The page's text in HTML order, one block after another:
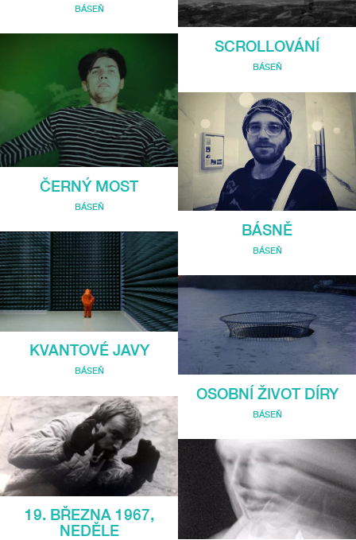
BÁSEŇ
ČERNÝ MOST
BÁSEŇ
KVANTOVÉ JAVY
BÁSEŇ
19. BŘEZNA 1967,
NEDĚLE
SCROLLOVÁNÍ
BÁSEŇ
BÁSNĚ
BÁSEŇ
OSOBNÍ ŽIVOT DÍRY
BÁSEŇ